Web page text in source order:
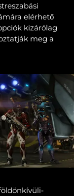
elérhető
kizárólag
meg a